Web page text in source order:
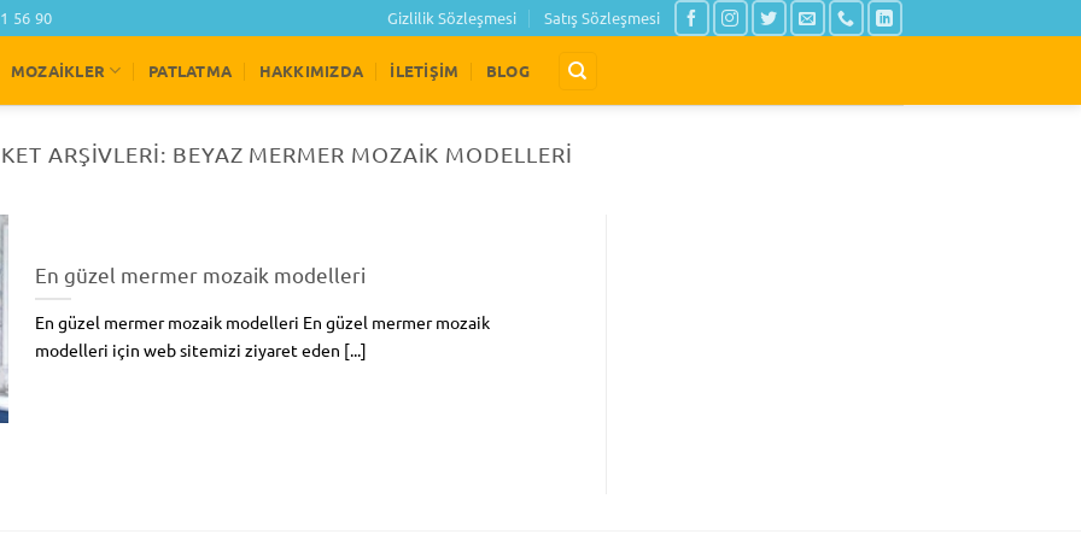
56 90 Gizlilik Sözleşmesi Satış Sözleşmesi
MOZAIKLER PATLATMA HAKKIMIZDA İLETIŞIM BLOG
ARŞIVLERI: BEYAZ MERMER MOZAIK MODELLERI
En güzel mermer mozaik modelleri
En güzel mermer mozaik modelleri En güzel mermer mozaik
modelleri için web sitemizi ziyaret eden [...]